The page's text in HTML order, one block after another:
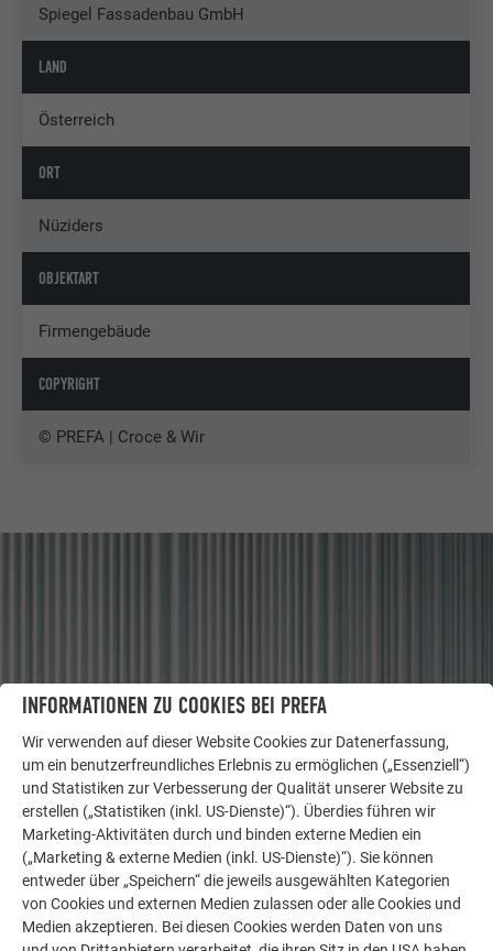
Spiegel Fassadenbau GmbH
LAND
Österreich
ORT
Nüziders
OBJEKTART
Firmengebäude
COPYRIGHT
© PREFA | Croce & Wir
LASSEN SIE SICH INSPIRIEREN
WEITERE OBJEKTE
Die PREFA Referenzgalerie zeigt, wie vielseitig
Aluminium eingesetzt werden kann. Entdecken Sie
INFORMATIONEN ZU COOKIES BEI PREFA
Wir verwenden auf dieser Website Cookies zur Datenerfassung,
um ein benutzerfreundliches Erlebnis zu ermöglichen („Essenziell“)
und Statistiken zur Verbesserung der Qualität unserer Website zu
erstellen („Statistiken (inkl. US-Dienste)“). Überdies führen wir
Marketing-Aktivitäten durch und binden externe Medien ein
(„Marketing & externe Medien (inkl. US-Dienste)“). Sie können
entweder über „Speichern“ die jeweils ausgewählten Kategorien
von Cookies und externen Medien zulassen oder alle Cookies und
Medien akzeptieren. Bei diesen Cookies werden Daten von uns